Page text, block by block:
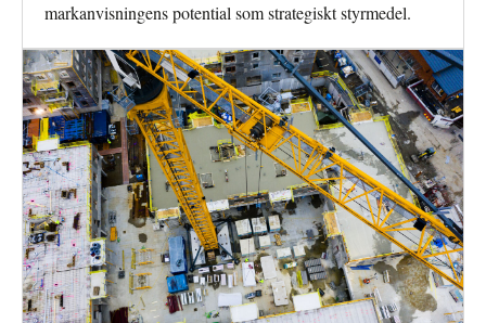
markanvisningens potential som strategiskt styrmedel.